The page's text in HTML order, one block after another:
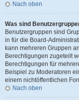
Nach oben
Was sind
Benutzergruppen sind
in für die Board-
kann mehreren Gruppen
Berechtigungen zugeteilt
Berechtigungen für
Beispiel zu Moderatoren
einem nichtöffentlichen
Nach oben